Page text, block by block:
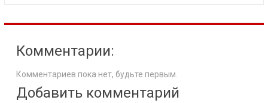
Комментарии:
Комментариев пока нет, будьте первым.
Добавить комментарий